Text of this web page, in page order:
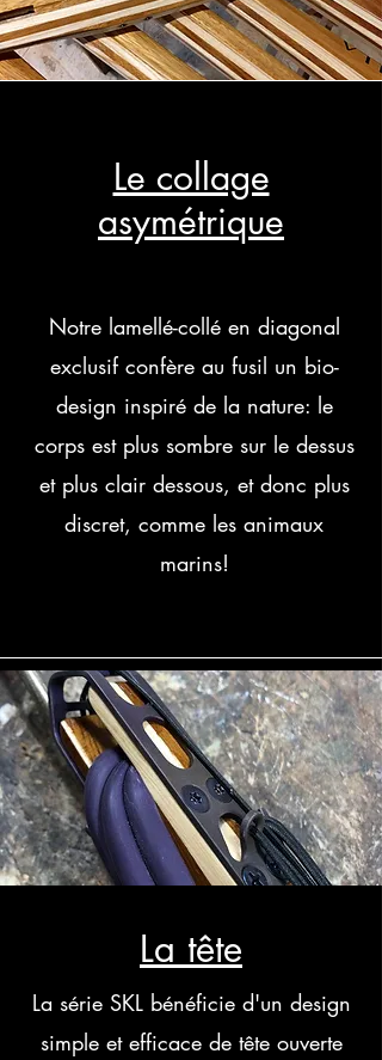
Le collage
asymétrique
Notre lamellé-collé en diagonal
exclusif confère au fusil un bio-
design inspiré de la nature: le
corps est plus sombre sur le dessus
et plus clair dessous, et donc plus
discret, comme les animaux
marins!
La tête
La série SKL bénéficie d'un design
simple et efficace de tête ouverte